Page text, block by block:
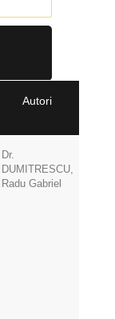
Autori
Dr.
DUMITRESCU,
Radu Gabriel